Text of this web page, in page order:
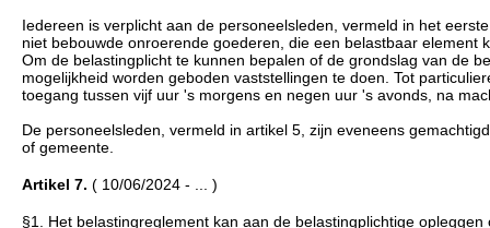
Iedereen is verplicht aan de personeelsleden, vermeld in het
niet bebouwde onroerende goederen, die een belastbaar
Om de belastingplicht te kunnen bepalen of de grondslag van de
mogelijkheid worden geboden vaststellingen te doen. Tot
toegang tussen vijf uur 's morgens en negen uur 's avonds, na
De personeelsleden, vermeld in artikel 5, zijn eveneens
of gemeente.
Artikel 7. ( 10/06/2024 - ... )
§1. Het belastingreglement kan aan de belastingplichtige